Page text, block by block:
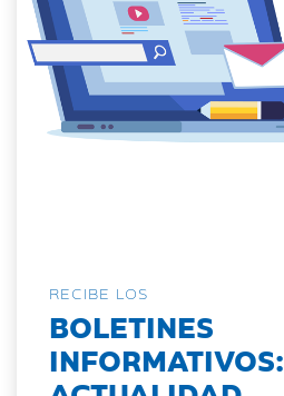
RECIBE LOS
BOLETINES
INFORMATIVOS: